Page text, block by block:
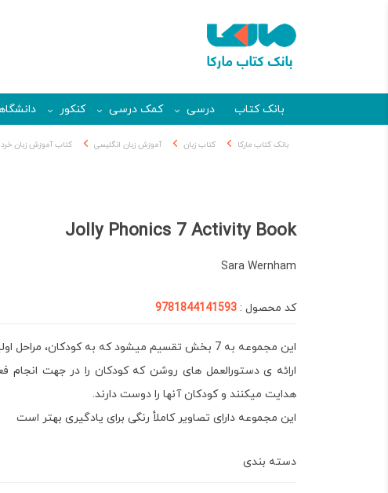
بانک کتاب درسی کمک درسی کنکور
بانک کتاب مارکا کتاب زبان آموزش زبان انگلیسی کتاب آموزش زبان
Jolly Phonics 7 Activity Book
Sara Wernham
کد محصول : 9781844141593
این مجموعه به 7 بخش تقسیم میشود که به کودکان، مراحل اولیه ی خواندن و نوشتن، را آموزش میدهد.
ارائه ی دستورالعمل های روشن که کودکان را در جهت انجام
هدایت میکنند و کودکان آنها را دوست دارند.
این مجموعه دارای تصاویر کاملأ رنگی برای یادگیری بهتر است
دسته بندی